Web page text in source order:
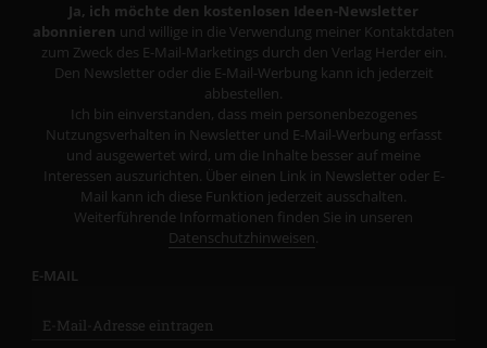
Ja, ich möchte den kostenlosen Ideen-Newsletter
abonnieren und willige in die Verwendung meiner Kontaktdaten
zum Zweck des E-Mail-Marketings durch den Verlag Herder ein.
Den Newsletter oder die E-Mail-Werbung kann ich jederzeit
abbestellen.
Ich bin einverstanden, dass mein personenbezogenes
Nutzungsverhalten in Newsletter und E-Mail-Werbung erfasst
und ausgewertet wird, um die Inhalte besser auf meine
Interessen auszurichten. Über einen Link in Newsletter oder E-
Mail kann ich diese Funktion jederzeit ausschalten.
Weiterführende Informationen finden Sie in unseren
Datenschutzhinweisen.
E-MAIL